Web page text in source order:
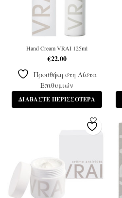
Hand Cream VRAI 125ml
€22.00
Προσθήκη στη Λίστα
Επιθυμιών
ΔΙΑΒΆΣΤΕ ΠΕΡΙΣΣΌΤΕΡΑ